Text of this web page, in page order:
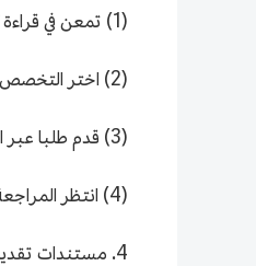
(1) تمعن في قراءة كتيب الالتحاق وكتالوج الالتحاق: https://gs.caas.cn/en/
(2) اختر التخصص والمشرف المستهدفين
(3) قدم طلبا عبر الإنترنت
(4) انتظر المراجعة وإشعار القبول
4. مستندات تقديم الطلب